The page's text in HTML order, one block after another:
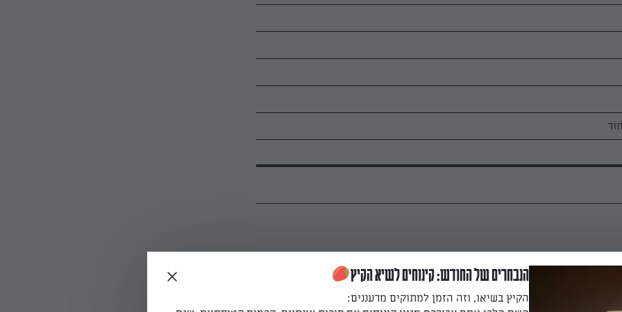
באופן טוב ומהיר יותר.הנבחרים של החודש: קינוחים לשיא הקיץ
הקיץ בשיאו, וזה הזמן למתוקים מרעננים: